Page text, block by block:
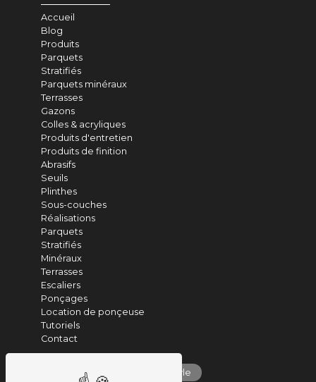
Accueil
Blog
Produits
Parquets
Stratifiés
Parquets minéraux
Terrasses
Gazons
Colles & acryliques
Produits d'entretien
Produits de finition
Abrasifs
Seuils
Plinthes
Sous-couches
Réalisations
Parquets
Stratifiés
Minéraux
Terrasses
Escaliers
Ponçages
Location de ponçeuse
Tutoriels
Contact
parquet vinyle